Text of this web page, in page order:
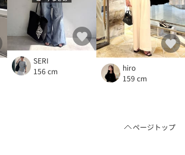
SERI
156 cm
hiro
159 cm
ページトップ